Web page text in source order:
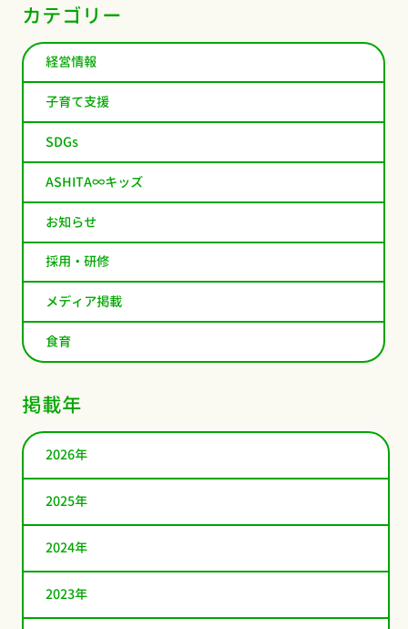
カテゴリー
経営情報
子育て支援
SDGs
ASHITA∞キッズ
お知らせ
採用・研修
メディア掲載
食育
掲載年
2026年
2025年
2024年
2023年